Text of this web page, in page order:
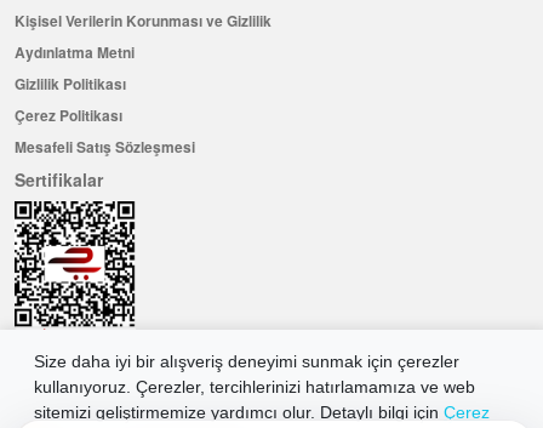
Size daha iyi bir alışveriş deneyimi sunmak için çerezler
kullanıyoruz. Çerezler, tercihlerinizi hatırlamamıza ve web
sitemizi geliştirmemize yardımcı olur. Detaylı bilgi için Çerez
Kişisel Verilerin Korunması ve Gizlilik
Aydınlatma Metni
Gizlilik Politikası
Çerez Politikası
Mesafeli Satış Sözleşmesi
Sertifikalar
Hemen Üye Olun ...ve 100 ₺ değerinde indirim kuponu kazanın
Üye Ol